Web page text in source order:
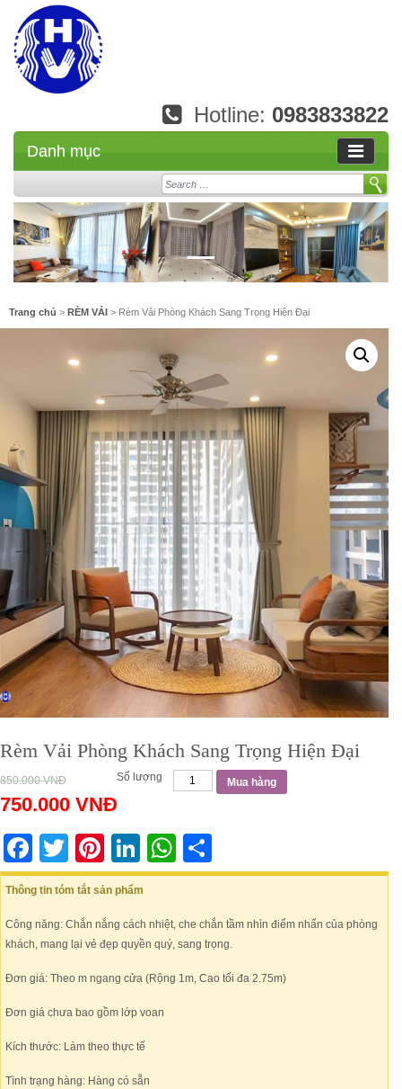
Hotline: 0983833822
Danh mục
Search
Trang chủ > RÈM VẢI > Rèm Vải Phòng Khách Sang Trọng Hiện Đại
Rèm Vải Phòng Khách Sang Trọng Hiện Đại
850.000VNĐ
750.000 VNĐ
Số lượng Mua hàng
Facebook
TwitterPinterest
LinkedIn
WhatsApp
Thông tin tóm tắt sản phẩm
Công năng: Chắn nắng cách nhiệt, che chắn tầm nhìn điểm nhấn của phòng
khách, mang lại vẻ đẹp quyền quý, sang trọng.
Đơn giá: Theo m ngang cửa (Rộng 1m, Cao tối đa 2.75m)
Đơn giá chưa bao gồm lớp voan
Kích thước: Làm theo thực tế
Tình trạng hàng: Hàng có sẵn